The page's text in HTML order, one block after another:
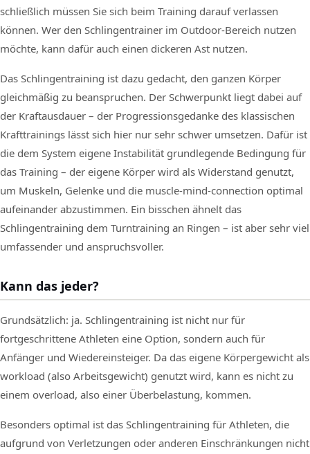
schließlich müssen Sie sich beim Training darauf verlassen
können. Wer den Schlingentrainer im Outdoor-Bereich nutzen
möchte, kann dafür auch einen dickeren Ast nutzen.
Das Schlingentraining ist dazu gedacht, den ganzen Körper
gleichmäßig zu beanspruchen. Der Schwerpunkt liegt dabei auf
der Kraftausdauer – der Progressionsgedanke des klassischen
Krafttrainings lässt sich hier nur sehr schwer umsetzen. Dafür ist
die dem System eigene Instabilität grundlegende Bedingung für
das Training – der eigene Körper wird als Widerstand genutzt,
um Muskeln, Gelenke und die muscle-mind-connection optimal
aufeinander abzustimmen. Ein bisschen ähnelt das
Schlingentraining dem Turntraining an Ringen – ist aber sehr viel
umfassender und anspruchsvoller.
Kann das jeder?
Grundsätzlich: ja. Schlingentraining ist nicht nur für
fortgeschrittene Athleten eine Option, sondern auch für
Anfänger und Wiedereinsteiger. Da das eigene Körpergewicht als
workload (also Arbeitsgewicht) genutzt wird, kann es nicht zu
einem overload, also einer Überbelastung, kommen.
Besonders optimal ist das Schlingentraining für Athleten, die
aufgrund von Verletzungen oder anderen Einschränkungen nicht